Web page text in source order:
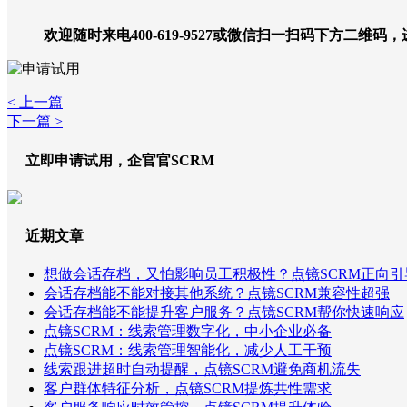
欢迎随时来电400-619-9527或微信扫一扫码下方二维码，
< 上一篇
下一篇 >
立即申请试用，企官官SCRM
近期文章
想做会话存档，又怕影响员工积极性？点镜SCRM正向引
会话存档能不能对接其他系统？点镜SCRM兼容性超强
会话存档能不能提升客户服务？点镜SCRM帮你快速响应
点镜SCRM：线索管理数字化，中小企业必备
点镜SCRM：线索管理智能化，减少人工干预
线索跟进超时自动提醒，点镜SCRM避免商机流失
客户群体特征分析，点镜SCRM提炼共性需求